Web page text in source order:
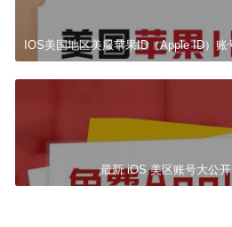
IOS美国地区美服苹果ID（Apple ID）
最新 iOS 美区账号大公